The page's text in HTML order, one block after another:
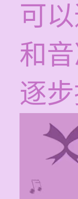
可
和
逐步